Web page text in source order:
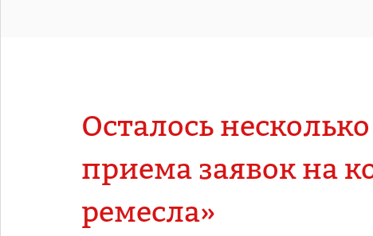
Осталось
приема заявок на
ремесла»